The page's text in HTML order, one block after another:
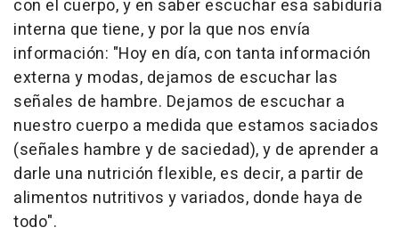
con el cuerpo, y en saber escuchar esa sabiduría
interna que tiene, y por la que nos envía
información: "Hoy en día, con tanta información
externa y modas, dejamos de escuchar las
señales de hambre. Dejamos de escuchar a
nuestro cuerpo a medida que estamos saciados
(señales hambre y de saciedad), y de aprender a
darle una nutrición flexible, es decir, a partir de
alimentos nutritivos y variados, donde haya de
todo".